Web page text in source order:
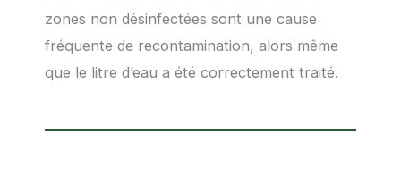
zones non désinfectées sont une cause
fréquente de recontamination, alors même
que le litre d’eau a été correctement traité.